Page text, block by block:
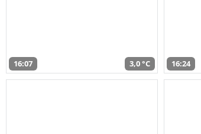
16:07 3,0 °C 16:24